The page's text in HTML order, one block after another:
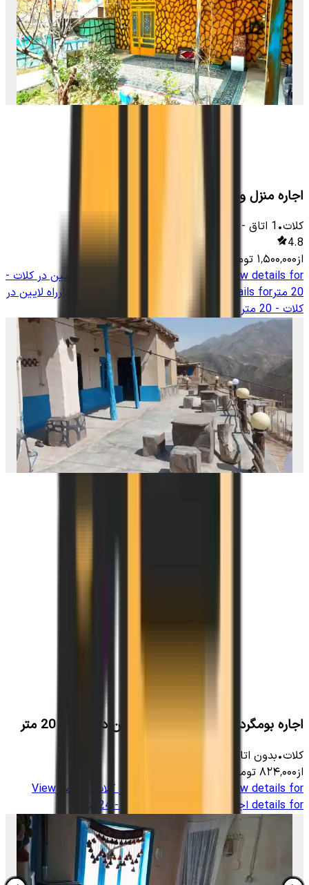
اجاره منزل ویلایی در کلات نادری
کلات•
1 اتاق - متر
4.8
از۱٬۵۰۰٬۰۰۰ تومان
View details for
اجاره بومگردی در روستا چهارراه لایین در کلات -
20 متر
View details for
اجاره بومگردی در روستا چهارراه لایین در
کلات - 20 متر
اجاره بومگردی در روستا چهارراه لایین در کلات - 20 متر
کلات•بدون اتاق
از۸۲۴٬۰۰۰ تومان
View details for
اجاره اتاق بوم گردی در کلات - 24متر
View
details for اجاره اتاق بوم گردی در کلات - 24متر